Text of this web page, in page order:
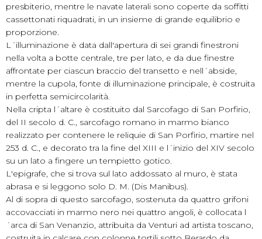
presbiterio, mentre le navate laterali sono coperte da soffitti
cassettonati riquadrati, in un insieme di grande equilibrio e
proporzione.
L´illuminazione è data dall'apertura di sei grandi finestroni
nella volta a botte centrale, tre per lato, e da due finestre
affrontate per ciascun braccio del transetto e nell´abside,
mentre la cupola, fonte di illuminazione principale, è costruita
in perfetta semicircolarità.
Nella cripta l´altare è costituito dal Sarcofago di San Porfirio,
del II secolo d. C., sarcofago romano in marmo bianco
realizzato per contenere le reliquie di San Porfirio, martire nel
253 d. C., e decorato tra la fine del XIII e l´inizio del XIV secolo
su un lato a fingere un tempietto gotico.
L'epigrafe, che si trova sul lato addossato al muro, è stata
abrasa e si leggono solo D. M. (Dis Manibus).
Al di sopra di questo sarcofago, sostenuta da quattro grifoni
accovacciati in marmo nero nei quattro angoli, è collocata l
´arca di San Venanzio, attribuita da Venturi ad artista toscano,